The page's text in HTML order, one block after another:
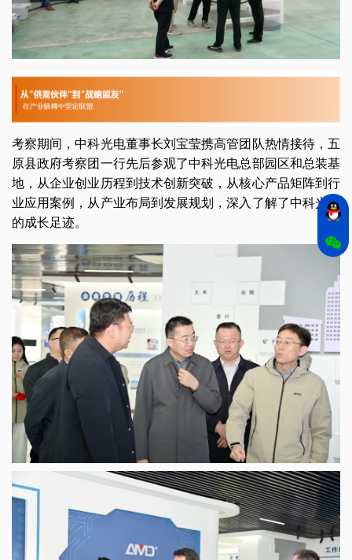
考察期间，中科光电董事长刘宝莹携高管团队热情接待，五
原县政府考察团一行先后参观了中科光电总部园区和总装基
地，从企业创业历程到技术创新突破，从核心产品矩阵到行
业应用案例，从产业布局到发展规划，深入了解了中科光电
的成长足迹。